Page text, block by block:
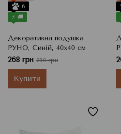
6
⚡ 🚚
Декоративна подушка
РУНО, Синій, 40x40 см
268 грн 280 грн
Купити